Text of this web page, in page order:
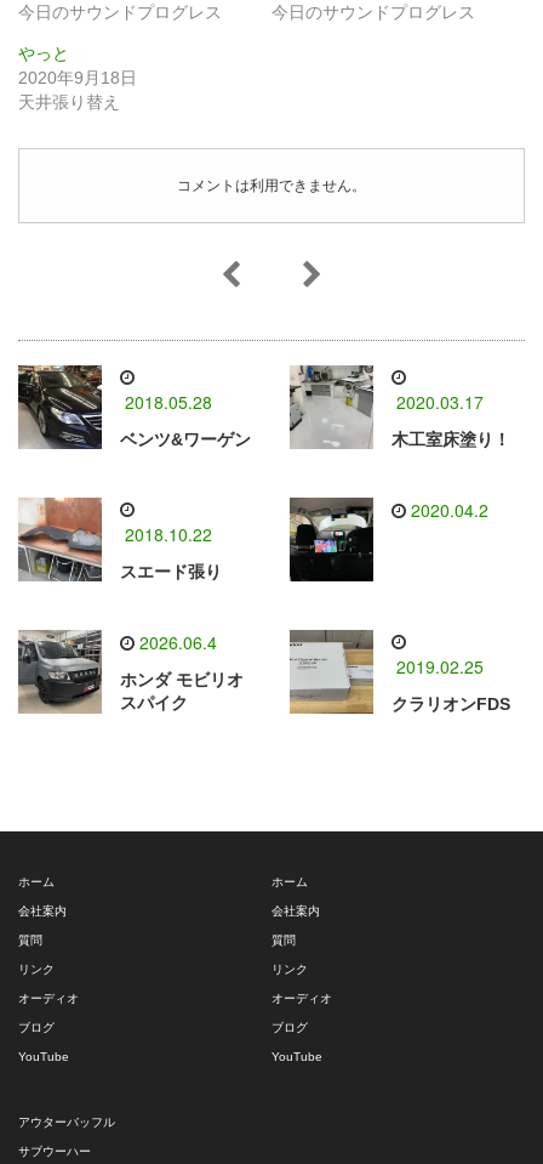
今日のサウンドプログレス
今日のサウンドプログレス
やっと
2020年9月18日
天井張り替え
コメントは利用できません。
2018.05.28
ベンツ&ワーゲン
2020.03.17
木工室床塗り！
2018.10.22
スエード張り
2020.04.2
2026.06.4
ホンダ モビリオ
スパイク
2019.02.25
クラリオンFDS
ホーム
会社案内
質問
リンク
オーディオ
ブログ
YouTube
ホーム
会社案内
質問
リンク
オーディオ
ブログ
YouTube
アウターバッフル
サブウーハー